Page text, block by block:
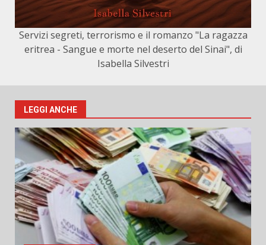
Servizi segreti, terrorismo e il romanzo "La ragazza
eritrea - Sangue e morte nel deserto del Sinai", di
Isabella Silvestri
LEGGI ANCHE